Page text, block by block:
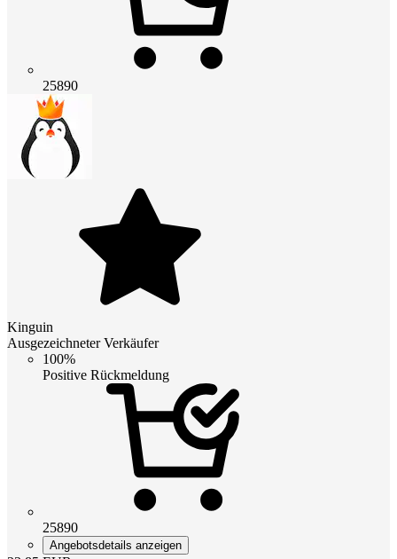
25890
Kinguin
Ausgezeichneter Verkäufer
100%
Positive Rückmeldung
25890
Angebotsdetails anzeigen